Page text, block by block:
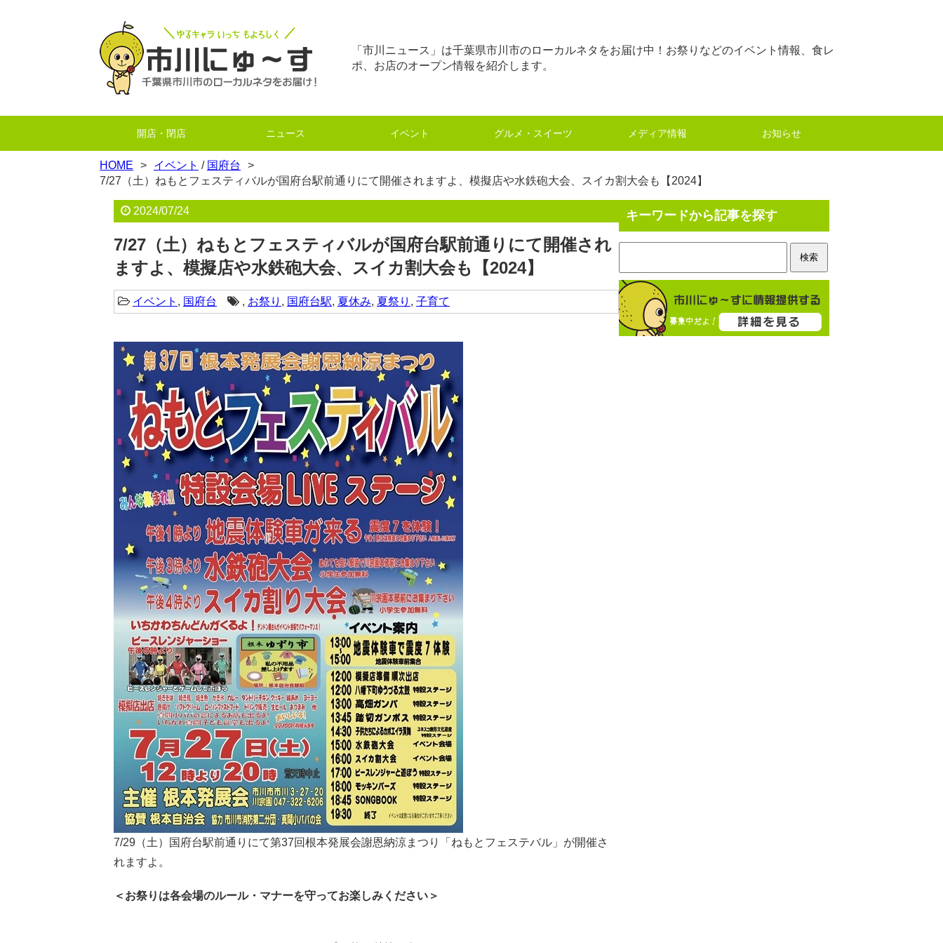
「市川ニュース」は千葉県市川市のローカルネタをお届け中！お祭りなどのイベント情報、食レ
ポ、お店のオープン情報を紹介します。
開店・閉店 ニュース イベント グルメ・スイーツ メディア情報 お知らせ
HOME イベント / 国府台
7/27（土）ねもとフェスティバルが国府台駅前通りにて開催されますよ、模擬店や水鉄砲大会、スイカ割大会も【2024】
2024/07/24
7/27（土）ねもとフェスティバルが国府台駅前通りにて開催され
ますよ、模擬店や水鉄砲大会、スイカ割大会も【2024】
イベント , 国府台 , お祭り , 国府台駅, 夏休み, 夏祭り , 子育て
7/29（土）国府台駅前通りにて第37回根本発展会謝恩納涼まつり「ねもとフェステバル」が開催さ
れますよ。
＜お祭りは各会場のルール・マナーを守ってお楽しみください＞
キーワードから記事を探す